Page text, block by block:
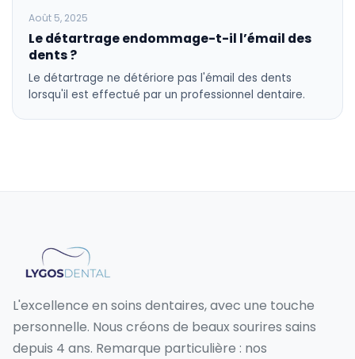
Août 5, 2025
Le détartrage endommage-t-il l’émail des
dents ?
Le détartrage ne détériore pas l'émail des dents
lorsqu'il est effectué par un professionnel dentaire.
L'excellence en soins dentaires, avec une touche
personnelle. Nous créons de beaux sourires sains
depuis 4 ans. Remarque particulière : nos